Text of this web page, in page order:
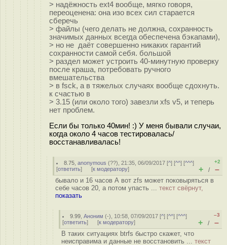
> надёжность ext4 вообще, мягко говоря,
переоценена: она изо всех сил старается
сберечь
> файлы (чего делать не должна, сохранность
значимых данных всегда обеспечена бэкапами),
> но не даёт совершенно никаких гарантий
сохранности самой себя. большой
> раздел может устроить 40-минутную проверку
после краша, потребовать ручного
вмешательства
> в fsck, а в тяжелых случаях вообще сдохнуть.
к счастью в
> 3.15 (или около того) завезли xfs v5, и теперь
нет проблем.
Если бы только 40мин! :) У меня бывали случаи,
когда около 4 часов тестировалась/
восстанавливалась!
8.75 ,anonymous (??), 21:35, 06/09/2017 [^] [^^] [^^^]
[ответить] [к модератору]
+2
+ / –
бывало и 16 часов А вот zfs может поковыряться в
себе часов 20, а потом упасть ... текст свёрнут,
показать
9.99 ,Аноним (-), 10:58, 07/09/2017 [^] [^^] [^^^]
[ответить] [к модератору]
–3
+ / –
В таких ситуациях btrfs быстро скажет, что
неисправима и данные не восстановить ... текст